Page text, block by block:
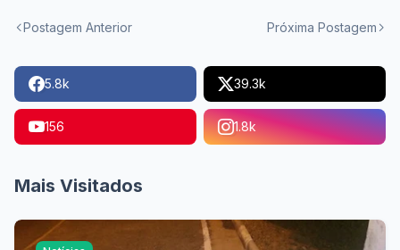
Postagem Anterior Próxima Postagem
5.8k 39.3k
156 1.8k
Mais Visitados